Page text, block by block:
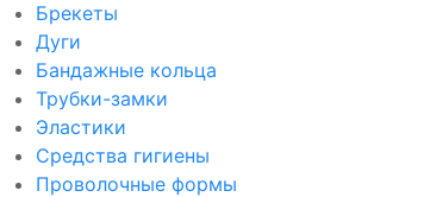
Брекеты
Дуги
Бандажные кольца
Трубки-замки
Эластики
Средства гигиены
Проволочные формы